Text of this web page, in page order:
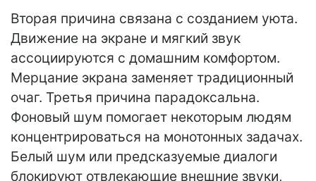
Вторая причина связана с созданием уюта.
Движение на экране и мягкий звук
ассоциируются с домашним комфортом.
Мерцание экрана заменяет традиционный
очаг. Третья причина парадоксальна.
Фоновый шум помогает некоторым людям
концентрироваться на монотонных задачах.
Белый шум или предсказуемые диалоги
блокируют отвлекающие внешние звуки,